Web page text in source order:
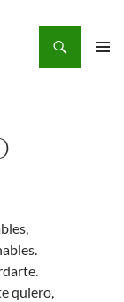
quiero,